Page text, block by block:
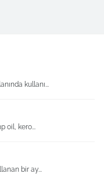
kullanı...
oil, kero...
bir ay...